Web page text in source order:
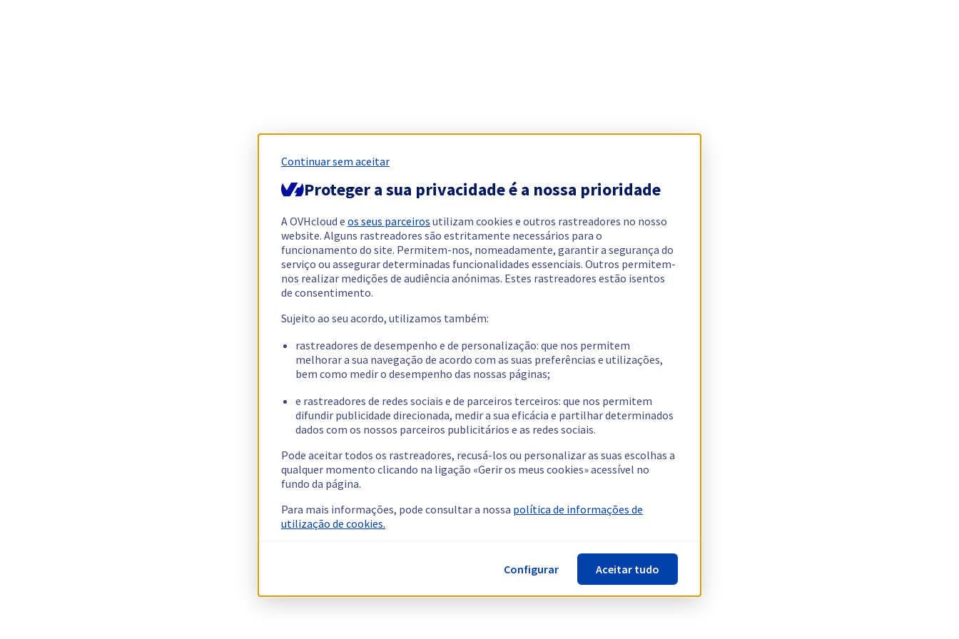
Continuar sem aceitar
Proteger a sua privacidade é a nossa prioridade
A OVHcloud e os seus parceiros utilizam cookies e outros rastreadores no nosso
website. Alguns rastreadores são estritamente necessários para o
funcionamento do site. Permitem-nos, nomeadamente, garantir a segurança do
serviço ou assegurar determinadas funcionalidades essenciais. Outros permitem-
nos realizar medições de audiência anónimas. Estes rastreadores estão isentos
de consentimento.
Sujeito ao seu acordo, utilizamos também:
rastreadores de desempenho e de personalização: que nos permitem
melhorar a sua navegação de acordo com as suas preferências e utilizações,
bem como medir o desempenho das nossas páginas;
e rastreadores de redes sociais e de parceiros terceiros: que nos permitem
difundir publicidade direcionada, medir a sua eficácia e partilhar determinados
dados com os nossos parceiros publicitários e as redes sociais.
Pode aceitar todos os rastreadores, recusá-los ou personalizar as suas escolhas a
qualquer momento clicando na ligação «Gerir os meus cookies» acessível no
fundo da página.
Para mais informações, pode consultar a nossa política de informações de
utilização de cookies.
Configurar Aceitar tudo